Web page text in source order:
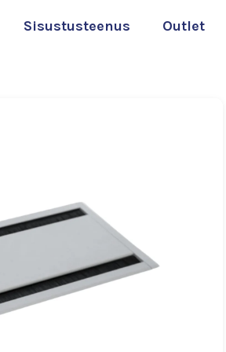
Sisustusteenus Outlet